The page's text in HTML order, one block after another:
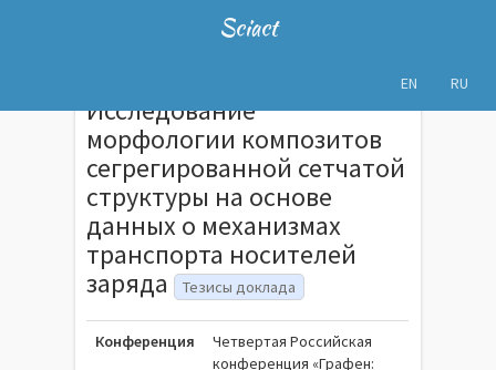
Sciact
EN RU
Исследование
морфологии композитов
сегрегированной сетчатой
структуры на основе
данных о механизмах
транспорта носителей
заряда Тезисы доклада
Конференция
Четвертая Российская
конференция «Графен: